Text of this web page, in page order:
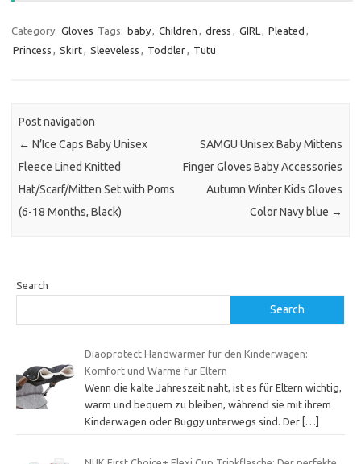
Category: Gloves Tags: baby, Children , dress , GIRL , Pleated ,
Princess , Skirt, Sleeveless , Toddler, Tutu
Post navigation
← N’Ice Caps Baby Unisex
Fleece Lined Knitted
Hat/Scarf/Mitten Set with Poms
(6-18 Months, Black)
SAMGU Unisex Baby Mittens
Finger Gloves Baby Accessories
Autumn Winter Kids Gloves
Color Navy blue →
Search
Search
Diaoprotect Handwärmer für den Kinderwagen:
Komfort und Wärme für Eltern
Wenn die kalte Jahreszeit naht, ist es für Eltern wichtig,
warm und bequem zu bleiben, während sie mit ihrem
Kinderwagen oder Buggy unterwegs sind. Der […]